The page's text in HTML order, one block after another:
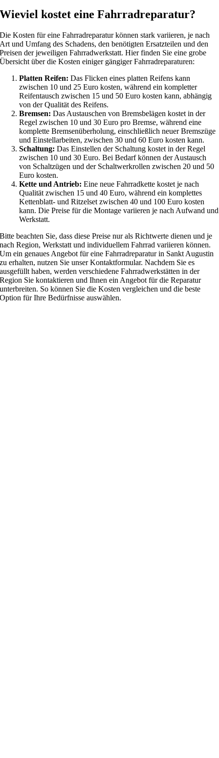
Wieviel kostet eine Fahrradreparatur?
Die Kosten für eine Fahrradreparatur können stark variieren, je nach
Art und Umfang des Schadens, den benötigten Ersatzteilen und den
Preisen der jeweiligen Fahrradwerkstatt. Hier finden Sie eine grobe
Übersicht über die Kosten einiger gängiger Fahrradreparaturen:
Platten Reifen: Das Flicken eines platten Reifens kann
zwischen 10 und 25 Euro kosten, während ein kompletter
Reifentausch zwischen 15 und 50 Euro kosten kann, abhängig
von der Qualität des Reifens.
Bremsen: Das Austauschen von Bremsbelägen kostet in der
Regel zwischen 10 und 30 Euro pro Bremse, während eine
komplette Bremsenüberholung, einschließlich neuer Bremszüge
und Einstellarbeiten, zwischen 30 und 60 Euro kosten kann.
Schaltung: Das Einstellen der Schaltung kostet in der Regel
zwischen 10 und 30 Euro. Bei Bedarf können der Austausch
von Schaltzügen und der Schaltwerkrollen zwischen 20 und 50
Euro kosten.
Kette und Antrieb: Eine neue Fahrradkette kostet je nach
Qualität zwischen 15 und 40 Euro, während ein komplettes
Kettenblatt- und Ritzelset zwischen 40 und 100 Euro kosten
kann. Die Preise für die Montage variieren je nach Aufwand und
Werkstatt.
Bitte beachten Sie, dass diese Preise nur als Richtwerte dienen und je
nach Region, Werkstatt und individuellem Fahrrad variieren können.
Um ein genaues Angebot für eine Fahrradreparatur in Sankt Augustin
zu erhalten, nutzen Sie unser Kontaktformular. Nachdem Sie es
ausgefüllt haben, werden verschiedene Fahrradwerkstätten in der
Region Sie kontaktieren und Ihnen ein Angebot für die Reparatur
unterbreiten. So können Sie die Kosten vergleichen und die beste
Option für Ihre Bedürfnisse auswählen.